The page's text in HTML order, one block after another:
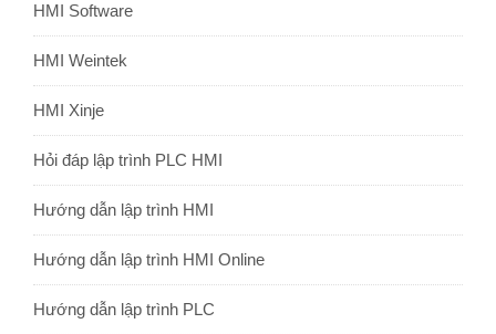
HMI Software
HMI Weintek
HMI Xinje
Hỏi đáp lập trình PLC HMI
Hướng dẫn lập trình HMI
Hướng dẫn lập trình HMI Online
Hướng dẫn lập trình PLC